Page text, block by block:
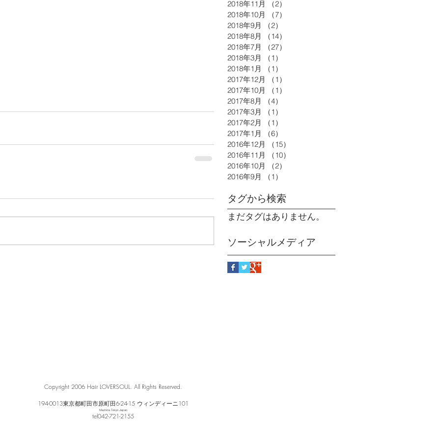
2018年11月 （2）
2018年10月
（7）
2018年9月
（2）
2018年8月
（14）
2018年7月
（27）
2018年3月
（1）
2018年1月
（1）
2017年12月
（1）
2017年10月
（1）
2017年8月
（4）
2017年3月
（1）
2017年2月
（1）
2017年1月
（6）
2016年12月
（15）
2016年11月
（10）
2016年10月
（2）
2016年9月
（1）
タグから検索
まだタグはありません。
ソーシャルメディア
Copyright 2006 Hair LOVERSOUL. All Rights Reserved.
194-0013東京都町田市原町田6-24-15 ウィンディーニ101
Machida Tokyo Japan
​tel042-721-2155